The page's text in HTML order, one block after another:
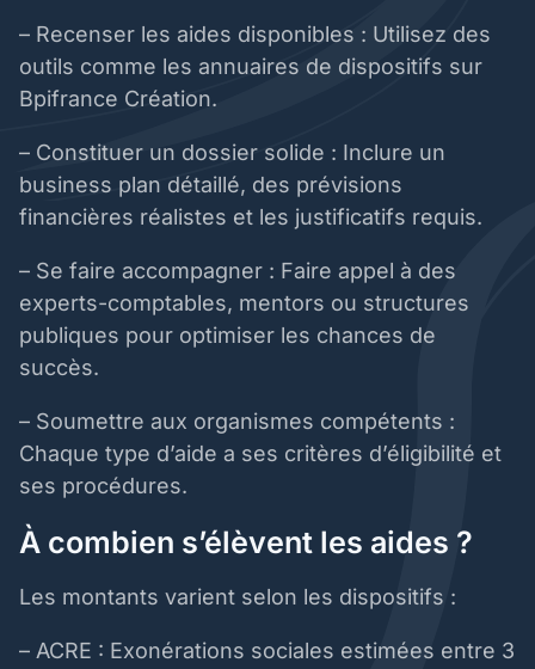
– Recenser les aides disponibles : Utilisez des
outils comme les annuaires de dispositifs sur
Bpifrance Création.
– Constituer un dossier solide : Inclure un
business plan détaillé, des prévisions
financières réalistes et les justificatifs requis.
– Se faire accompagner : Faire appel à des
experts-comptables, mentors ou structures
publiques pour optimiser les chances de
succès.
– Soumettre aux organismes compétents :
Chaque type d’aide a ses critères d’éligibilité et
ses procédures.
À combien s’élèvent les aides ?
Les montants varient selon les dispositifs :
– ACRE : Exonérations sociales estimées entre 3